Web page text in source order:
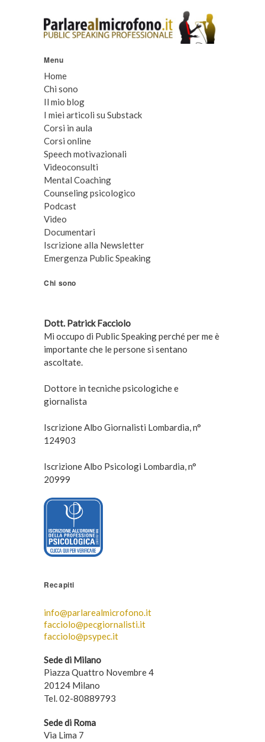
Menu
Home
Chi sono
Il mio blog
I miei articoli su Substack
Corsi in aula
Corsi online
Speech motivazionali
Videoconsulti
Mental Coaching
Counseling psicologico
Podcast
Video
Documentari
Iscrizione alla Newsletter
Emergenza Public Speaking
Chi sono
Dott. Patrick Facciolo
Mi occupo di Public Speaking perché per me è
importante che le persone si sentano
ascoltate.
Dottore in tecniche psicologiche e
giornalista
Iscrizione Albo Giornalisti Lombardia, n°
124903
Iscrizione Albo Psicologi Lombardia, n°
20999
Recapiti
info@parlarealmicrofono.it
facciolo@pecgiornalisti.it
facciolo@psypec.it
Sede di Milano
Piazza Quattro Novembre 4
20124 Milano
Tel. 02-80889793
Sede di Roma
Via Lima 7